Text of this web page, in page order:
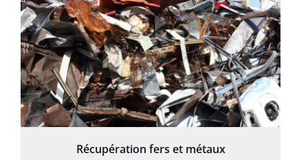
Récupération fers et métaux